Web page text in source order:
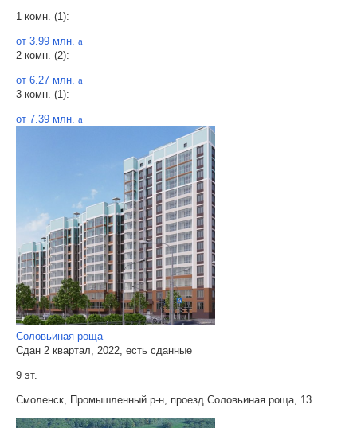
1 комн. (1):
от 3.99 млн. a
2 комн. (2):
от 6.27 млн. a
3 комн. (1):
от 7.39 млн. a
Соловьиная роща
Сдан 2 квартал, 2022, есть сданные
9 эт.
Смоленск, Промышленный р-н, проезд Соловьиная роща, 13